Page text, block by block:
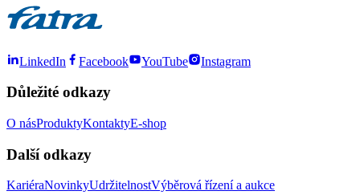
LinkedIn Facebook YouTube Instagram
Důležité odkazy
O násProduktyKontaktyE-shop
Další odkazy
KariéraNovinkyUdržitelnostVýběrová řízení a aukce